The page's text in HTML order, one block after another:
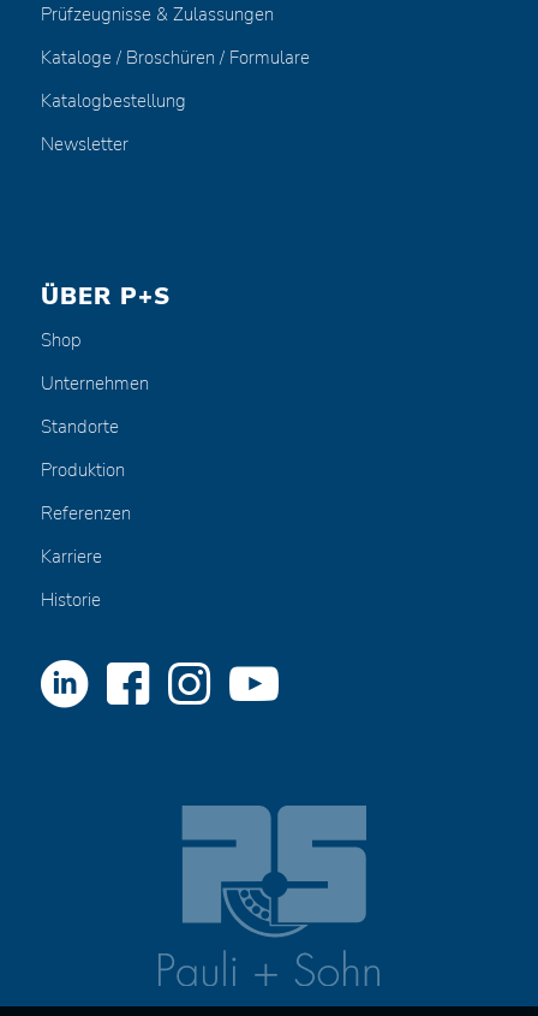
Prüfzeugnisse & Zulassungen
Kataloge / Broschüren / Formulare
Katalogbestellung
Newsletter
ÜBER P+S
Shop
Unternehmen
Standorte
Produktion
Referenzen
Karriere
Historie